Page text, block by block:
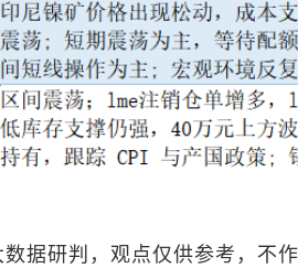
数据研判，观点仅供参考，不